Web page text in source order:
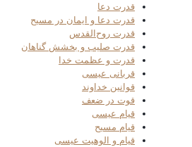
قدرت دعا
قدرت دعا و ایمان در مسیح
قدرت روح‌القدس
قدرت صلیب و بخشش گناهان
قدرت و عظمت خدا
قربانی عیسی
قوانین خداوند
قوت در ضعف
قیام عیسی
قیام مسیح
قیام و الوهیت عیسی